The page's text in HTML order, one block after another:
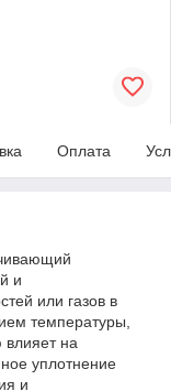
Оплата
и
или газов в
температуры,
на
уплотнение
и